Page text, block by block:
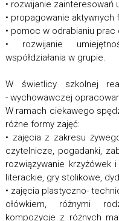
• rozwijanie zainteresowań
• propagowanie
• pomoc w odrabianiu prac
• rozwijanie
współdziałania w grupie.
W świetlicy szkolnej
- wychowawczej
W ramach ciekawego
różne formy zajęć:
• zajęcia z zakresu
czytelnicze, pogadanki,
rozwiązywanie krzyżówek
literackie, gry stolikowe,
• zajęcia plastyczno-
ołówkiem, różnymi
kompozycje z różnych